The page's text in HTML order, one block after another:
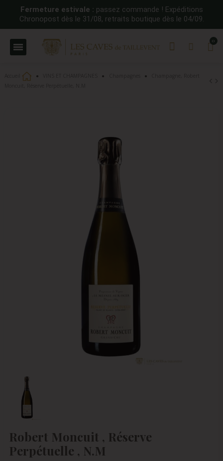
Fermeture estivale : passez commande ! Expéditions
Chronopost dès le 31/08, retraits boutique dès le 04/09.
Robert Moncuit , Réserve
Perpétuelle , N.M